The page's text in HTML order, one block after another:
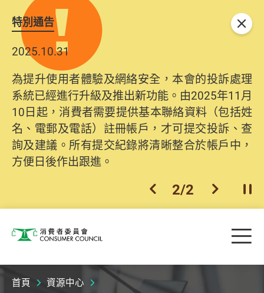
特別通告
2025.10.31
為提升使用者體驗及網絡安全，本會的投訴處理
系統已經進行升級及推出新功能。由2025年11月
10日起，消費者需要提供基本聯絡資料（包括姓
名、電郵及電話）註冊帳戶，才可提交投訴、查
詢及建議。所有提交紀錄將清晰整合於帳戶中，
方便日後作出跟進。
上一個
2/2 下一個開
關閉
消費者委員會 目
首頁 資源中心